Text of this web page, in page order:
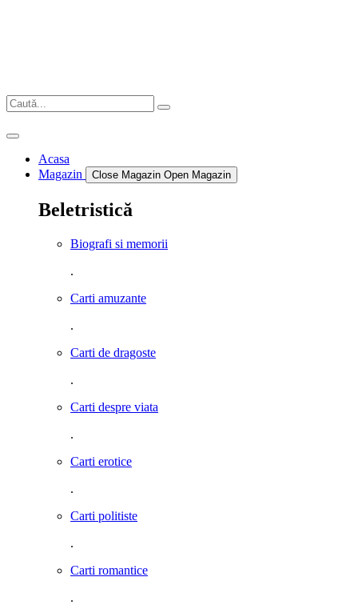
Acasa
Magazin
Close Magazin Open Magazin
Beletristică
Biografi si memorii
.
Carti amuzante
.
Carti de dragoste
.
Carti despre viata
.
Carti erotice
.
Carti politiste
.
Carti romantice
.